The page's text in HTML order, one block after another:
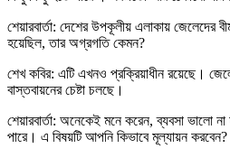
শেয়ারবার্তা: দেশের উপকূলীয় এলাকায় জেলেদের
হয়েছিল, তার অগ্রগতি কেমন?
শেখ কবির: এটি এখনও প্রক্রিয়াধীন রয়েছে।
বাস্তবায়নের চেষ্টা চলছে।
শেয়ারবার্তা: অনেকেই মনে করেন, ব্যবসা ভালো
পারে। এ বিষয়টি আপনি কিভাবে মূল্যায়ন করবেন?